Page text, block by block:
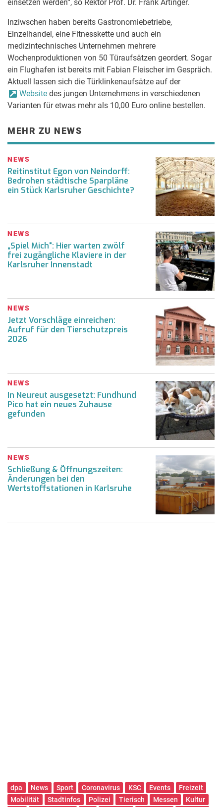
einsetzen werden“, so Rektor Prof. Dr. Frank Artinger.
Inziwschen haben bereits Gastronomiebetriebe,
Einzelhandel, eine Fitnesskette und auch ein
medizintechnisches Unternehmen mehrere
Wochenproduktionen von 50 Türaufsätzen geordert. Sogar
ein Flughafen ist bereits mit Fabian Fleischer im Gespräch.
Aktuell lassen sich die Türklinkenaufsätze auf der
Website des jungen Unternehmens in verschiedenen
Varianten für etwas mehr als 10,00 Euro online bestellen.
MEHR ZU NEWS
NEWS
Reitinstitut Egon von Neindorff:
Bedrohen städtische Sparpläne
ein Stück Karlsruher Geschichte?
NEWS
„Spiel Mich“: Hier warten zwölf
frei zugängliche Klaviere in der
Karlsruher Innenstadt
NEWS
Jetzt Vorschläge einreichen:
Aufruf für den Tierschutzpreis
2026
NEWS
In Neureut ausgesetzt: Fundhund
Pico hat ein neues Zuhause
gefunden
NEWS
Schließung & Öffnungszeiten:
Änderungen bei den
Wertstoffstationen in Karlsruhe
dpa News Sport Coronavirus KSC Events
Freizeit
Mobilität
Stadtinfos Polizei Tierisch Messen
Kultur